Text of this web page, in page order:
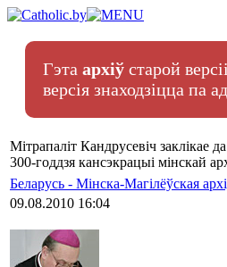
Гэта архіў старой
версія знаходзіцца па
Мітрапаліт Кандрусевіч заклікае
300-годдзя кансэкрацыі мінскай
Беларусь - Мінска-Магілёўская
09.08.2010 16:04